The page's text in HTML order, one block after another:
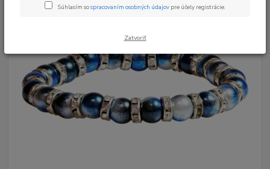
Súhlasím sospracovaním osobných údajov pre účely registrácie.
Zatvoriť